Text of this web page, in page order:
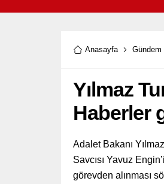
Anasayfa Gündem
Yılmaz
Haberler
Adalet Bakanı
Savcısı Yavuz
görevden alınması